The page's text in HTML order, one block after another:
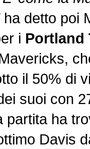
ha detto poi
i Portland
il 50% di
suoi con
partita ha
Davis